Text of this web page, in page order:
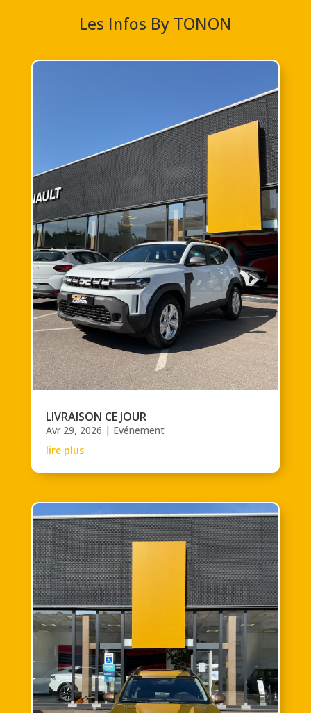
Les Infos By TONON
LIVRAISON CE JOUR
Avr 29, 2026 | Evénement
lire plus